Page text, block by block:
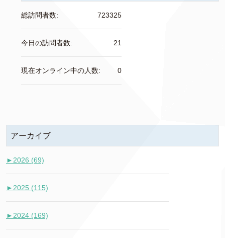
723325
総訪問者数:
21
今日の訪問者数:
0
現在オンライン中の人数:
アーカイブ
► 2026 (69)
► 2025 (115)
► 2024 (169)